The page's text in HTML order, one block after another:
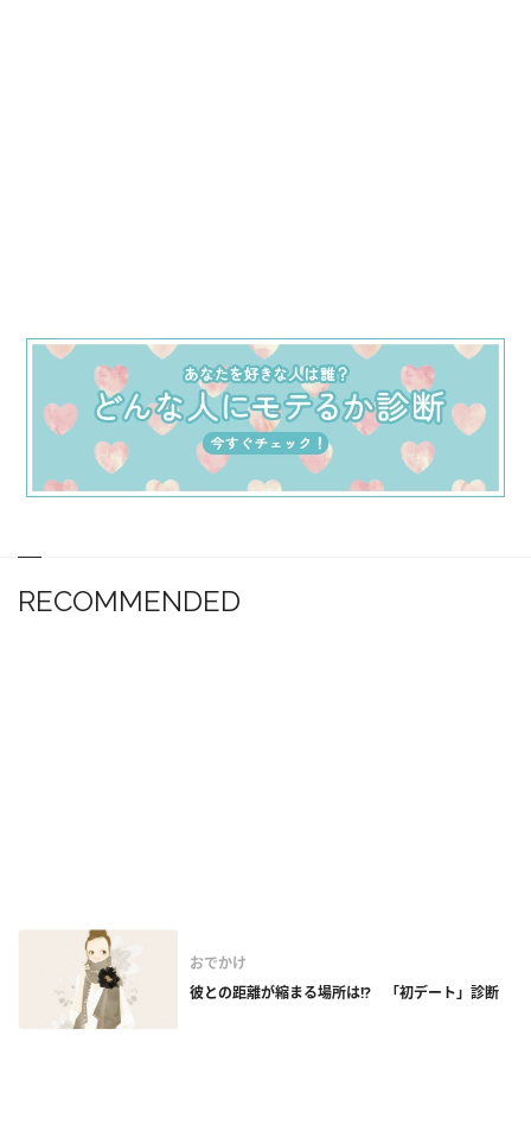
RECOMMENDED
おでかけ
彼との距離が縮まる場所は!? 「初デート」診断